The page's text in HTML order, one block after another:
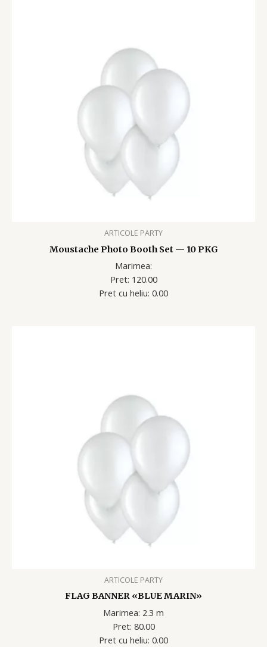
ARTICOLE PARTY
Moustache Photo Booth Set — 10 PKG
Marimea:
Pret: 120.00
Pret cu heliu: 0.00
ARTICOLE PARTY
FLAG BANNER «BLUE MARIN»
Marimea: 2.3 m
Pret: 80.00
Pret cu heliu: 0.00